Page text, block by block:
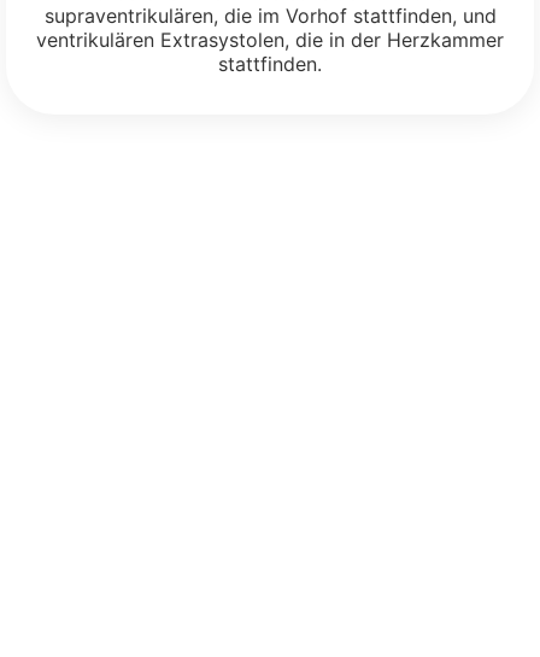
supraventrikulären, die im Vorhof stattfinden, und
ventrikulären Extrasystolen, die in der Herzkammer
stattfinden.